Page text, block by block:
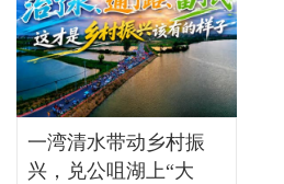
一湾清水带动乡村振
兴，兑公咀湖上“大